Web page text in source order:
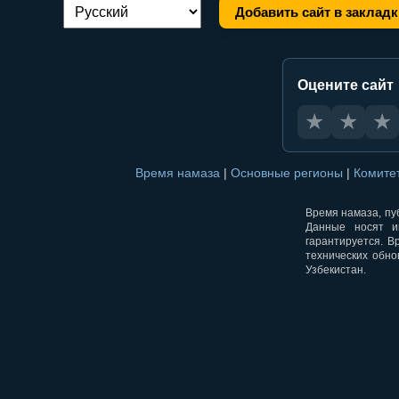
Переключение языка: Добавить сайт в
Оцените сайт
★ ★ ★
Время намаза | Основные регионы |
Время намаза,
Данные носят
гарантируется.
технических
Узбекистан.